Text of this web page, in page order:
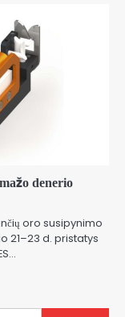
denerio
oro susipynimo
21–23 d. pristatys